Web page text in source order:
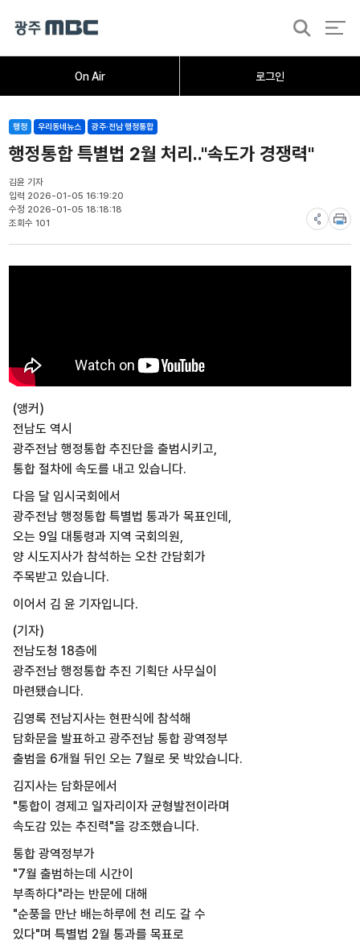
On Air 로그인
검
오늘의뉴스뉴스데스크 취재가시작되자
행정 우리동네뉴스 광주·전남 행정통합
행정통합 특별법 2월 처리.."속도가 경쟁력"
김윤 기자
입력 2026-01-05 16:19:20
수정 2026-01-05 18:18:18
조회수 101
(앵커)
전남도 역시
광주전남 행정통합 추진단을 출범시키고,
통합 절차에 속도를 내고 있습니다.
다음 달 임시국회에서
광주전남 행정통합 특별법 통과가 목표인데,
오는 9일 대통령과 지역 국회의원,
양 시도지사가 참석하는 오찬 간담회가
주목받고 있습니다.
이어서 김 윤 기자입니다.
(기자)
전남도청 18층에
광주전남 행정통합 추진 기획단 사무실이
마련됐습니다.
김영록 전남지사는 현판식에 참석해
담화문을 발표하고 광주전남 통합 광역정부
출범을 6개월 뒤인 오는 7월로 못 박았습니다.
김지사는 담화문에서
"통합이 경제고 일자리이자 균형발전이라며
속도감 있는 추진력"을 강조했습니다.
통합 광역정부가
"7월 출범하는데 시간이
부족하다"라는 반문에 대해
"순풍을 만난 배는하루에 천 리도 갈 수
있다"며 특별법 2월 통과를 목표로